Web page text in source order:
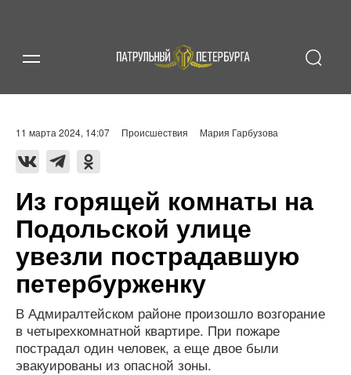
11 марта 2024, 14:07 Происшествия Мария Гарбузова
Из горящей комнаты на
Подольской улице
увезли пострадавшую
петербурженку
В Адмиралтейском районе произошло возгорание
в четырехкомнатной квартире. При пожаре
пострадал один человек, а еще двое были
эвакуированы из опасной зоны.